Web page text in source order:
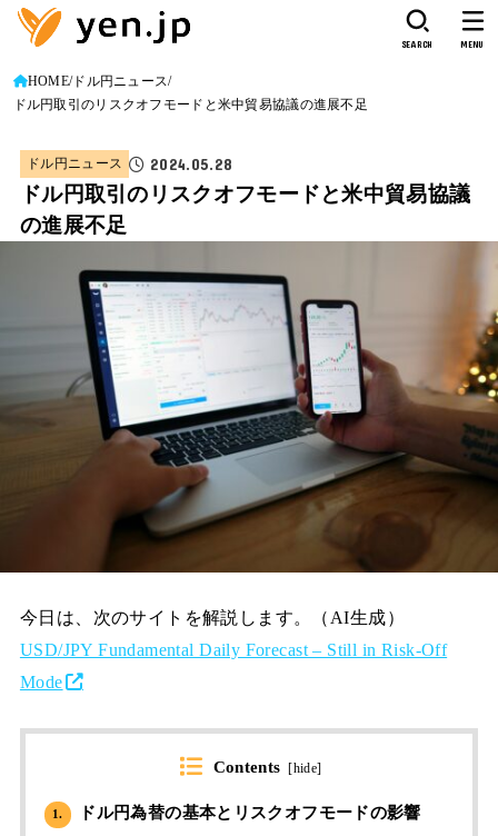
SEARCH MENU
HOME ドル円ニュース
ドル円取引のリスクオフモードと米中貿易協議の進展不足
ドル円ニュース 2024.05.28
ドル円取引のリスクオフモードと米中貿易協議
の進展不足
今日は、次のサイトを解説します。（AI生成）
USD/JPY Fundamental Daily Forecast – Still in Risk-Off
Mode
Contents [hide]
1. ドル円為替の基本とリスクオフモードの影響